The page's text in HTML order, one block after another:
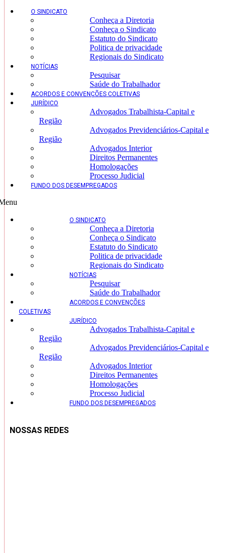
O SINDICATO
Conheça a Diretoria
Conheça o Sindicato
Estatuto do Sindicato
Politica de privacidade
Regionais do Sindicato
NOTÍCIAS
Pesquisar
Saúde do Trabalhador
ACORDOS E CONVENÇÕES COLETIVAS
JURÍDICO
Advogados Trabalhista-Capital e
Região
Advogados Previdenciários-Capital e
Região
Advogados Interior
Direitos Permanentes
Homologações
Processo Judicial
FUNDO DOS DESEMPREGADOS
O SINDICATO
Conheça a Diretoria
Conheça o Sindicato
Estatuto do Sindicato
Politica de privacidade
Regionais do Sindicato
NOTÍCIAS
Pesquisar
Saúde do Trabalhador
ACORDOS E CONVENÇÕES
COLETIVAS
JURÍDICO
Advogados Trabalhista-Capital e
Região
Advogados Previdenciários-Capital e
Região
Advogados Interior
Direitos Permanentes
Homologações
Processo Judicial
FUNDO DOS DESEMPREGADOS
NOSSAS REDES